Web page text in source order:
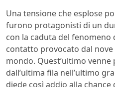
Una tensione che esplose
furono protagonisti di un
con la caduta del fenomeno
contatto provocato dal
mondo. Quest’ultimo
dall’ultima fila nell’ultimo
diede così addio alla